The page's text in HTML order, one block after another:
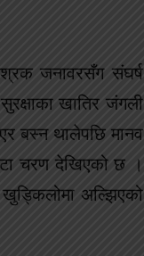
जनावरसँग संघर्ष
खातिर जंगली
बस्न थालेपछि मानव
चरण देखिएको छ ।
अल्झिएको